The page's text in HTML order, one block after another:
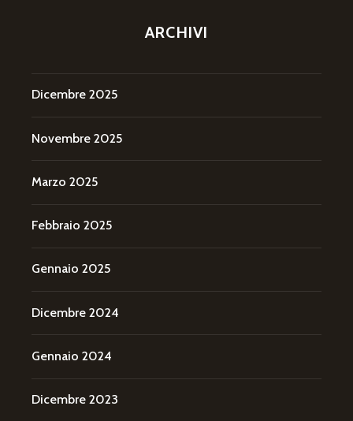
ARCHIVI
Dicembre 2025
Novembre 2025
Marzo 2025
Febbraio 2025
Gennaio 2025
Dicembre 2024
Gennaio 2024
Dicembre 2023